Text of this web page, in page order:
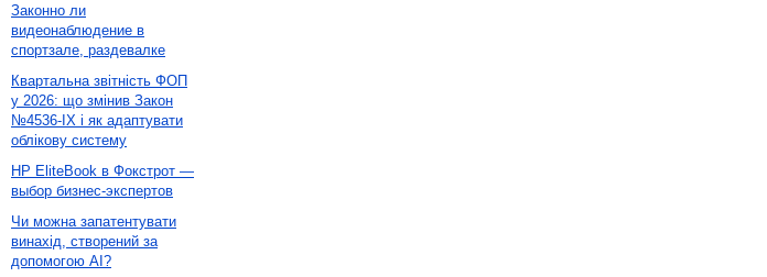
Законно ли
видеонаблюдение в
спортзале, раздевалке
Квартальна звітність ФОП
у 2026: що змінив Закон
№4536-IX і як адаптувати
облікову систему
HP EliteBook в Фокстрот —
выбор бизнес-экспертов
Чи можна запатентувати
винахід, створений за
допомогою AI?